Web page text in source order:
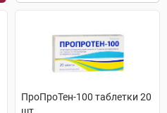
ПроПроТен-100 таблетки 20